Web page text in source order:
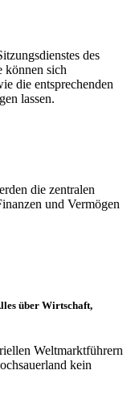
des
können sich
die entsprechenden
lassen.
die zentralen
und Vermögen
über Wirtschaft,
Weltmarktführern
kein